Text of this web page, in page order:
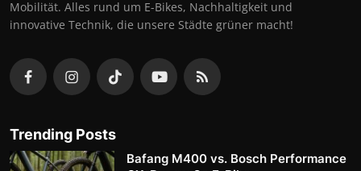
Mobilität. Alles rund um E-Bikes, Nachhaltigkeit und
innovative Technik, die unsere Städte grüner macht!
Trending Posts
Bafang M400 vs. Bosch Performance